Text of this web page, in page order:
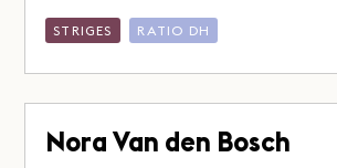
STRIGES RATIO DH
Nora Van den Bosch